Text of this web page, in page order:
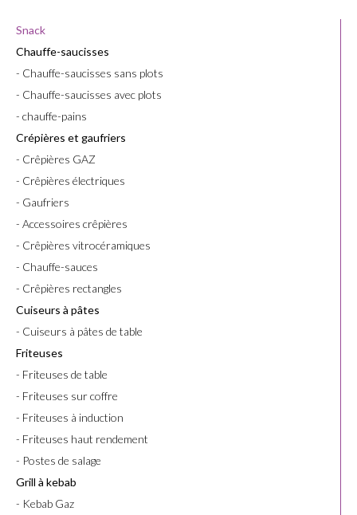
Snack
Chauffe-saucisses
- Chauffe-saucisses sans plots
- Chauffe-saucisses avec plots
- chauffe-pains
Crépières et gaufriers
- Crêpières GAZ
- Crêpières électriques
- Gaufriers
- Accessoires crêpières
- Crêpières vitrocéramiques
- Chauffe-sauces
- Crêpières rectangles
Cuiseurs à pâtes
- Cuiseurs à pâtes de table
Friteuses
- Friteuses de table
- Friteuses sur coffre
- Friteuses à induction
- Friteuses haut rendement
- Postes de salage
Grill à kebab
- Kebab Gaz